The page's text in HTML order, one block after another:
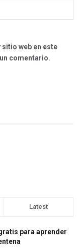
web en este
comentario.
Latest
para aprender